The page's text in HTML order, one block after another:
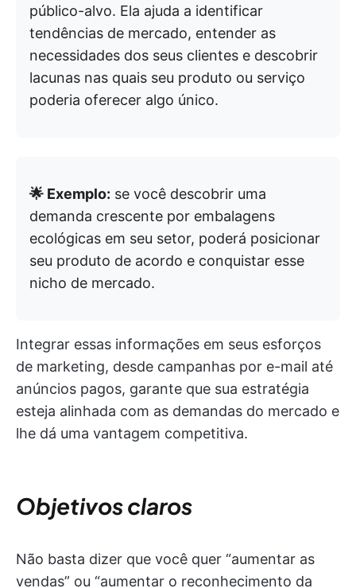
público-alvo. Ela ajuda a identificar
tendências de mercado, entender as
necessidades dos seus clientes e descobrir
lacunas nas quais seu produto ou serviço
poderia oferecer algo único.
🌟 Exemplo: se você descobrir uma
demanda crescente por embalagens
ecológicas em seu setor, poderá posicionar
seu produto de acordo e conquistar esse
nicho de mercado.
Integrar essas informações em seus esforços
de marketing, desde campanhas por e-mail até
anúncios pagos, garante que sua estratégia
esteja alinhada com as demandas do mercado e
lhe dá uma vantagem competitiva.
Objetivos claros
Não basta dizer que você quer “aumentar as
vendas” ou “aumentar o reconhecimento da